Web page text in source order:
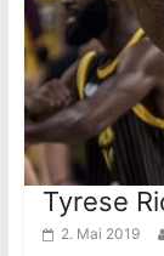
Tyrese
2. Mai 2019